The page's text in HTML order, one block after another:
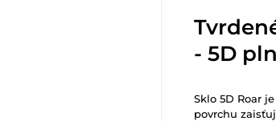
- 5D
Sklo 5D Roar
povrchu